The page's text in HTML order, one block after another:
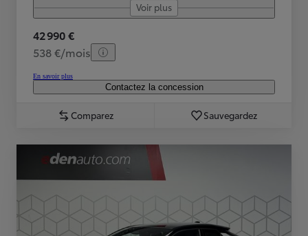
Voir plus
42 990 €
538 €/mois
En savoir plus
Contactez la concession
Comparez Sauvegardez